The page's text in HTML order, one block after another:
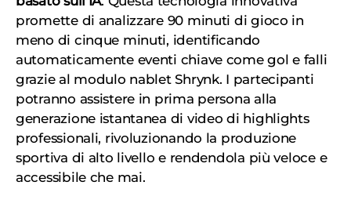
promette di analizzare 90 minuti di gioco in
meno di cinque minuti, identificando
automaticamente eventi chiave come gol e falli
grazie al modulo nablet Shrynk. I partecipanti
potranno assistere in prima persona alla
generazione istantanea di video di highlights
professionali, rivoluzionando la produzione
sportiva di alto livello e rendendola più veloce e
accessibile che mai.